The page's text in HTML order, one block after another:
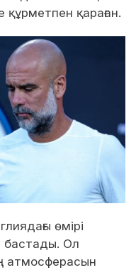
құрметпен қараған.
өмірі
бастады. Ол
атмосферасын